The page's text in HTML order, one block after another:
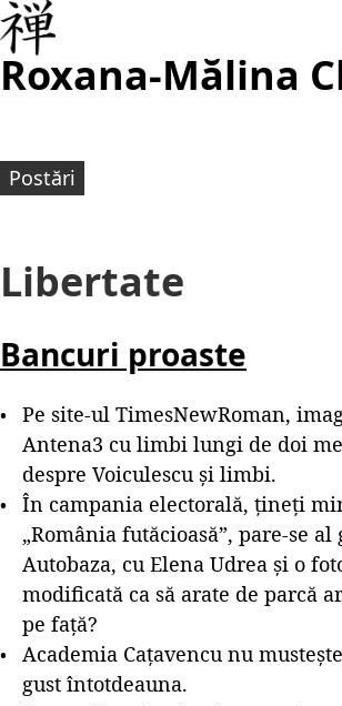
Roxana-Mălina
Postări
Libertate
Bancuri proaste
Pe site-ul TimesNewRoman,
Antena3 cu limbi lungi de doi
despre Voiculescu și limbi.
În campania electorală, țineți
„România futăcioasă”, pare-se
Autobaza, cu Elena Udrea și o
modificată ca să arate de parcă
pe față?
Academia Cațavencu nu
gust întotdeauna.